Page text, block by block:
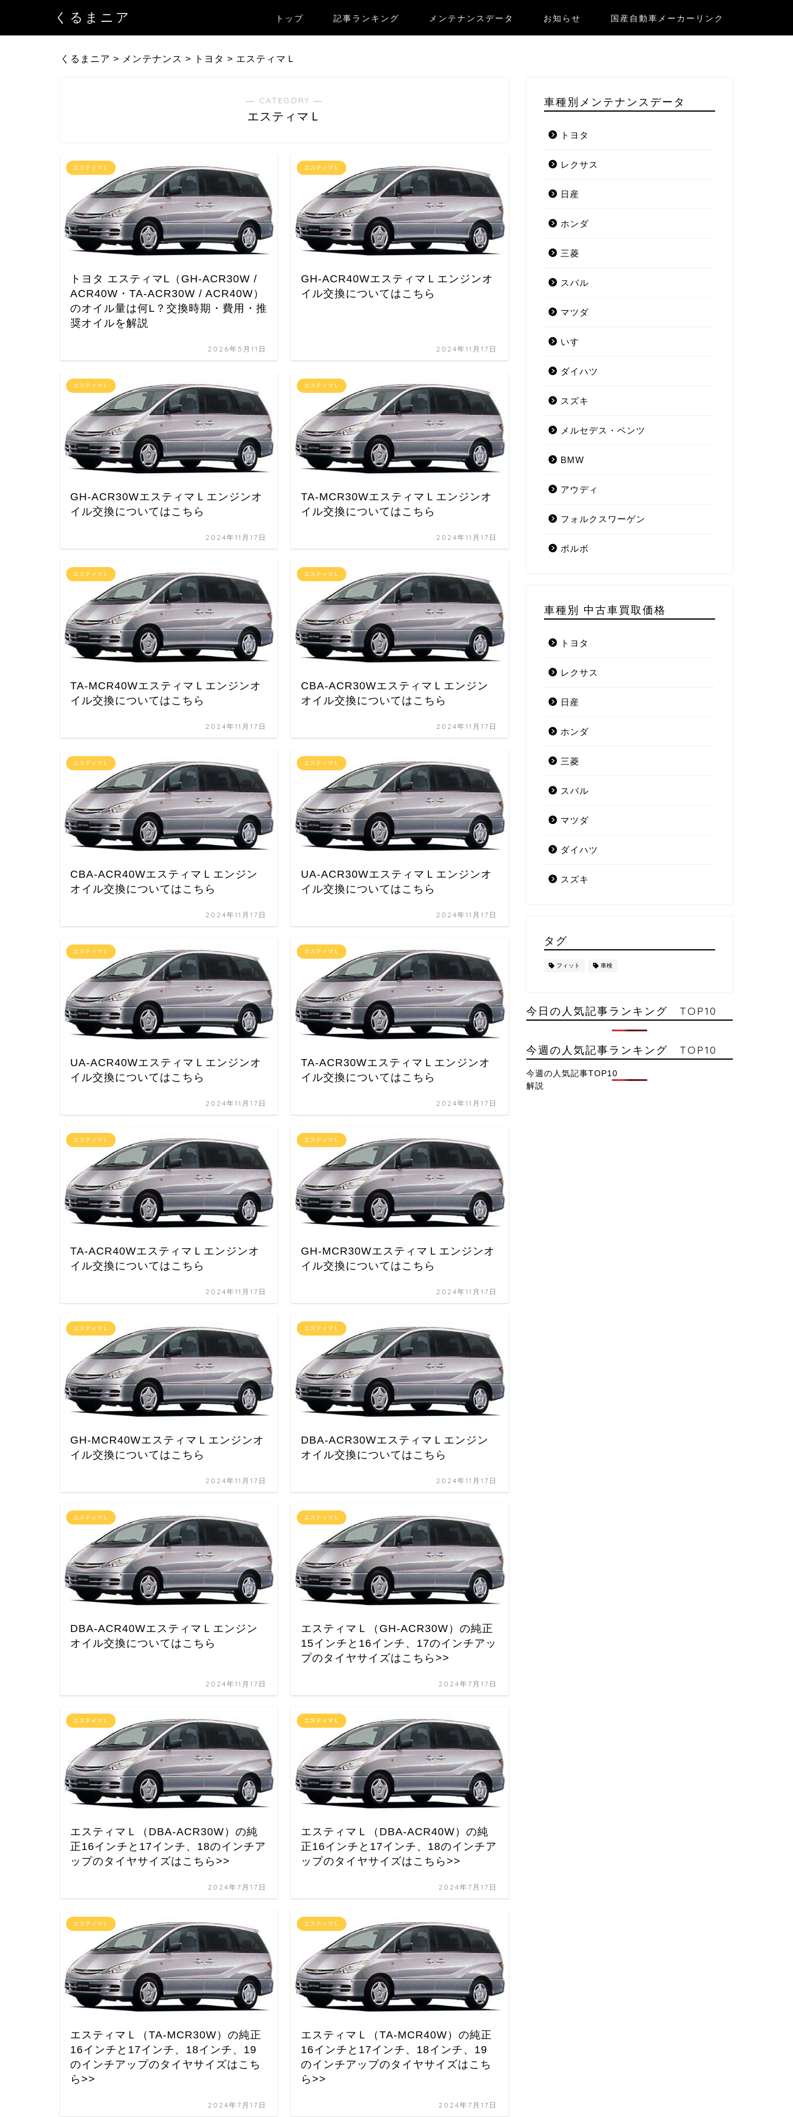
くるまニア トップ 記事ランキング メンテナンスデータ お知らせ 国産自動車メーカーリンク
くるまニア > メンテナンス > トヨタ > エスティマＬ
― CATEGORY ―
エスティマＬ
エスティマＬ
トヨタ エスティマL（GH-ACR30W /
ACR40W・TA-ACR30W / ACR40W）
のオイル量は何L？交換時期・費用・推
奨オイルを解説
2026年5月11日
エスティマＬ
GH-ACR40WエスティマＬエンジンオ
イル交換についてはこちら
2024年11月17日
エスティマＬ
GH-ACR30WエスティマＬエンジンオ
イル交換についてはこちら
2024年11月17日
エスティマＬ
TA-MCR30WエスティマＬエンジンオ
イル交換についてはこちら
2024年11月17日
エスティマＬ
TA-MCR40WエスティマＬエンジンオ
イル交換についてはこちら
2024年11月17日
エスティマＬ
CBA-ACR30WエスティマＬエンジン
オイル交換についてはこちら
2024年11月17日
エスティマＬ
CBA-ACR40WエスティマＬエンジン
オイル交換についてはこちら
2024年11月17日
エスティマＬ
UA-ACR30WエスティマＬエンジンオ
イル交換についてはこちら
2024年11月17日
エスティマＬ
UA-ACR40WエスティマＬエンジンオ
イル交換についてはこちら
2024年11月17日
エスティマＬ
TA-ACR30WエスティマＬエンジンオ
イル交換についてはこちら
2024年11月17日
エスティマＬ
TA-ACR40WエスティマＬエンジンオ
イル交換についてはこちら
2024年11月17日
エスティマＬ
GH-MCR30WエスティマＬエンジンオ
イル交換についてはこちら
2024年11月17日
エスティマＬ
GH-MCR40WエスティマＬエンジンオ
イル交換についてはこちら
2024年11月17日
エスティマＬ
DBA-ACR30WエスティマＬエンジン
オイル交換についてはこちら
2024年11月17日
エスティマＬ
DBA-ACR40WエスティマＬエンジン
オイル交換についてはこちら
2024年11月17日
エスティマＬ
エスティマＬ（GH-ACR30W）の純正
15インチと16インチ、17のインチアッ
プのタイヤサイズはこちら>>
2024年7月17日
エスティマＬ
エスティマＬ（DBA-ACR30W）の純
正16インチと17インチ、18のインチア
ップのタイヤサイズはこちら>>
2024年7月17日
エスティマＬ
エスティマＬ（DBA-ACR40W）の純
正16インチと17インチ、18のインチア
ップのタイヤサイズはこちら>>
2024年7月17日
エスティマＬ
エスティマＬ（TA-MCR30W）の純正
16インチと17インチ、18インチ、19
のインチアップのタイヤサイズはこち
ら>>
2024年7月17日
エスティマＬ
エスティマＬ（TA-MCR40W）の純正
16インチと17インチ、18インチ、19
のインチアップのタイヤサイズはこち
ら>>
2024年7月17日
車種別メンテナンスデータ
トヨタ
レクサス
日産
ホンダ
三菱
スバル
マツダ
いすゞ
ダイハツ
スズキ
メルセデス・ベンツ
BMW
アウディ
フォルクスワーゲン
ボルボ
車種別 中古車買取価格
トヨタ
レクサス
日産
ホンダ
三菱
スバル
マツダ
ダイハツ
スズキ
タグ
フィット 車検
今日の人気記事ランキング TOP10
今週の人気記事ランキング TOP10
今週の人気記事TOP10
解説